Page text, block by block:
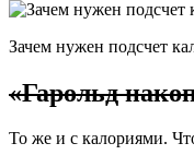
Зачем нужен подсчет
«Гарольд
То же и с калориями.